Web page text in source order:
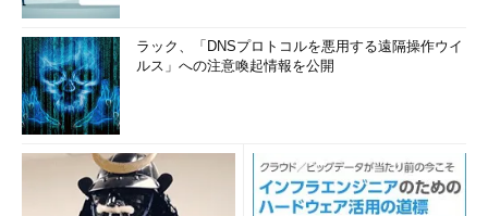
ラック、「DNSプロトコルを悪用する遠隔操作ウイ
ルス」への注意喚起情報を公開